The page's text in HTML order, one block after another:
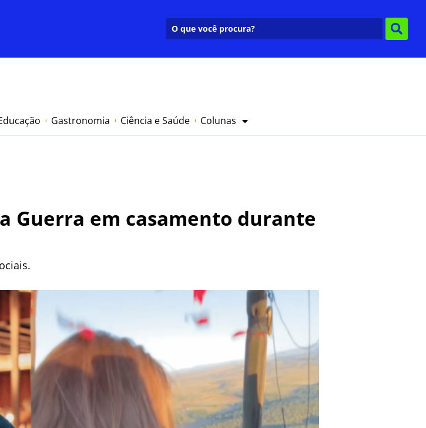
Gastronomia Ciência e Saúde Colunas
Guerra em casamento durante